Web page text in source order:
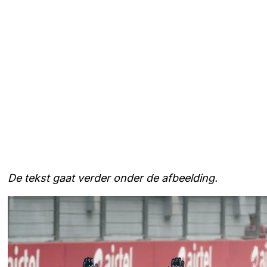
De tekst gaat verder onder de afbeelding.